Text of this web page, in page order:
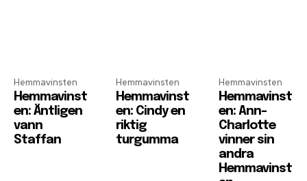
Hemmavinsten
Hemmavinst
en: Äntligen
vann
Staffan
Hemmavinsten
Hemmavinst
en: Cindy en
riktig
turgumma
Hemmavinsten
Hemmavinst
en: Ann-
Charlotte
vinner sin
andra
Hemmavinst